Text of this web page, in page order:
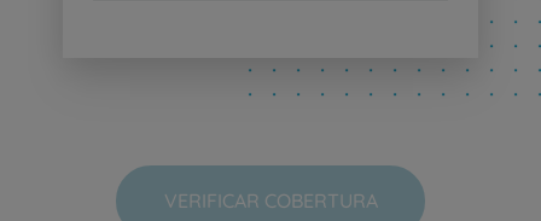
VERIFICAR COBERTURA